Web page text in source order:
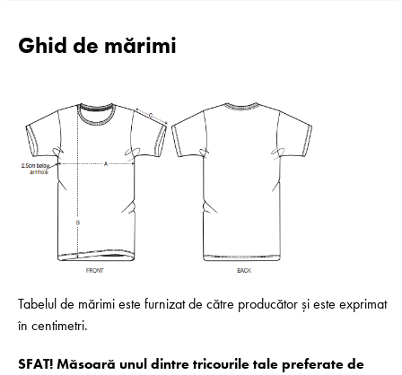
Ghid de mărimi
Tabelul de mărimi este furnizat de către producător și este exprimat
în centimetri.
SFAT! Măsoară unul dintre tricourile tale preferate de